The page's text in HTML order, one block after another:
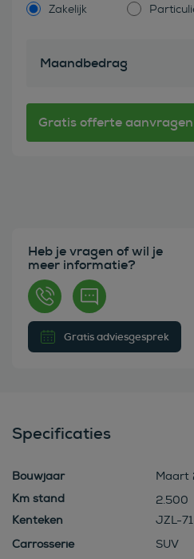
Zakelijk
Maandbedrag
Heb je vragen of wil je
meer informatie?
Gratis adviesgesprek
Specificaties
Bouwjaar
Maart
2.500
Kenteken
JZL-
Carrosserie
SUV